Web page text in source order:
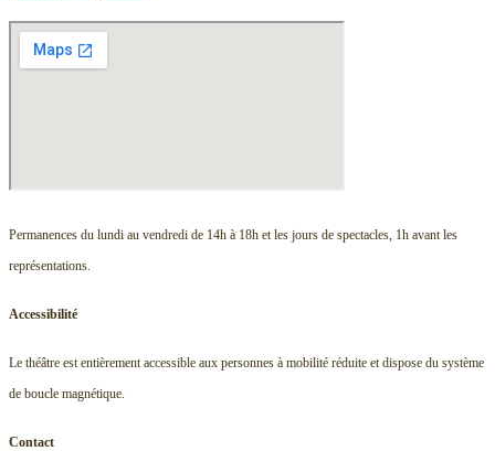
Permanences du lundi au vendredi de 14h à 18h et les jours de spectacles, 1h avant les
représentations.
Accessibilité
Le théâtre est entièrement accessible aux personnes à mobilité réduite et dispose du système
de boucle magnétique.
Contact